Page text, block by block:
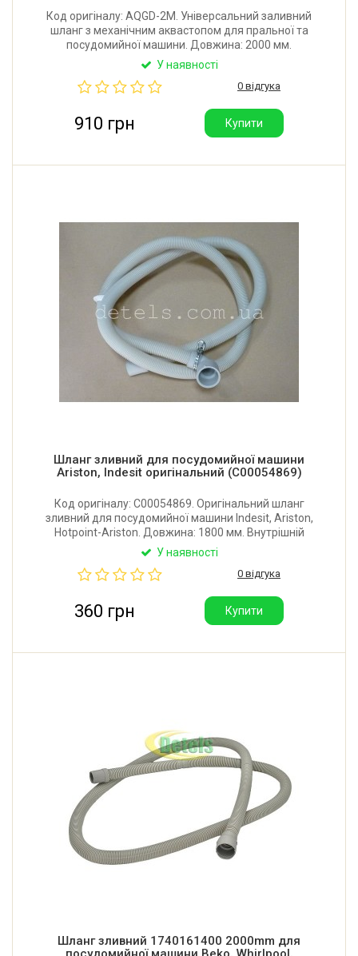
Код оригіналу: AQGD-2M. Універсальний заливний
шланг з механічним аквастопом для пральної та
посудомийної машини. Довжина: 2000 мм.
Складається із двох шарів. Якщо ушкоджується
подача води припиняється. Виробник: Італія.
У наявності
0 відгука
910 грн Купити
Шланг зливний для посудомийної машини
Ariston, Indesit оригінальний (C00054869)
Код оригіналу: C00054869. Оригінальний шланг
зливний для посудомийної машини Indesit, Ariston,
Hotpoint-Ariston. Довжина: 1800 мм. Внутрішній
діаметр патрубку 30 мм. Виробник: Італія.
У наявності
0 відгука
360 грн Купити
Шланг зливний 1740161400 2000mm для